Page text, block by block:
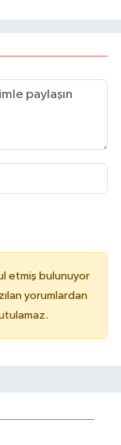
etmiş bulunuyor
yorumlardan